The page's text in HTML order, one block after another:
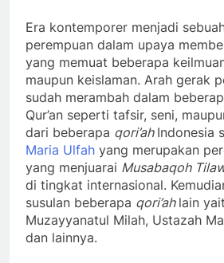
Era kontemporer menjadi
perempuan dalam upaya
yang memuat beberapa
maupun keislaman. Arah gerak
sudah merambah dalam
Qur’an seperti tafsir, seni,
dari beberapa qori’ah Indonesia
Maria Ulfah yang merupakan
yang menjuarai Musabaqoh
di tingkat internasional.
susulan beberapa qori’ah lain
Muzayyanatul Milah, Ustazah
dan lainnya.